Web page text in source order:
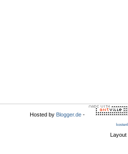
Hosted by Blogger.de -